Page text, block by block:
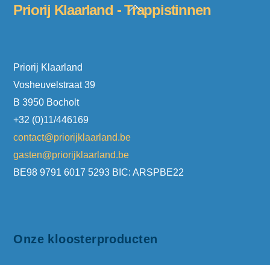
Back
Priorij Klaarland - Trappistinnen
Priorij Klaarland
Vosheuvelstraat 39
B 3950 Bocholt
+32 (0)11/446169
contact@priorijklaarland.be
gasten@priorijklaarland.be
BE98 9791 6017 5293 BIC: ARSPBE22
Onze kloosterproducten